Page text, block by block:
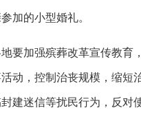
加的小型婚礼。
加强殡葬改革宣传教育，
动，控制治丧规模，缩短
建迷信等扰民行为，反对